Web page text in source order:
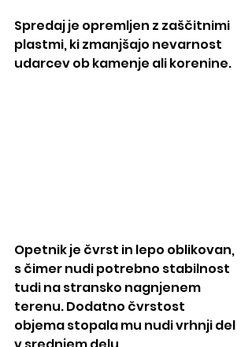
Spredaj je opremljen z zaščitnimi
plastmi, ki zmanjšajo nevarnost
udarcev ob kamenje ali korenine.
Opetnik je čvrst in lepo oblikovan,
s čimer nudi potrebno stabilnost
tudi na stransko nagnjenem
terenu. Dodatno čvrstost
objema stopala mu nudi vrhnji del